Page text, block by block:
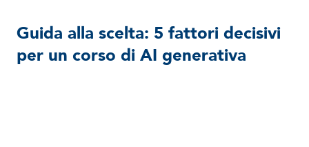
Guida alla scelta: 5 fattori decisivi
per un corso di AI generativa